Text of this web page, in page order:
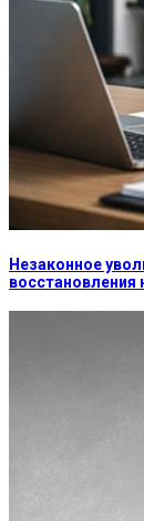
Незаконное
восстановления